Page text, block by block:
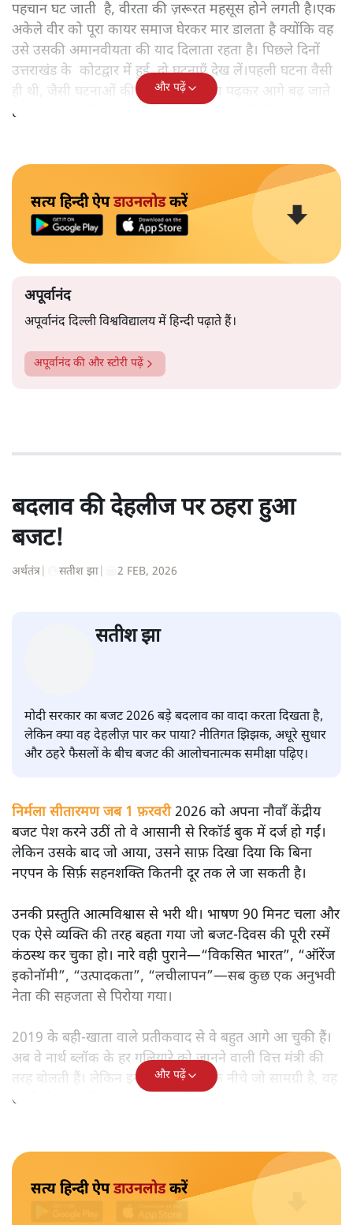
पहचान घट जाती है, वीरता की ज़रूरत महसूस होने लगती है।एक
अकेले वीर को पूरा कायर समाज घेरकर मार डालता है क्योंकि वह
उसे उसकी अमानवीयता की याद दिलाता रहता है। पिछले दिनों
उत्तराखंड के कोटद्वार में हुई दो घटनाएँ देख लें।पहली घटना वैसी
ही थी, जैसी घटनाओं की खबर हम रोज़ाना पढ़कर आगे बढ़ जाते
हैं।भारत के तक़रीबन हर हिस्से से ऐसी खबर आती ही रहती है।
और पढ़ें
सत्य हिन्दी ऐपडाउनलोडकरें
अपूर्वानंद
अपूर्वानंद दिल्ली विश्वविद्यालय में हिन्दी पढ़ाते हैं।
अपूर्वानंदकी और स्टोरी पढ़ें
बदलाव की देहलीज पर ठहरा हुआ
बजट!
अर्थतंत्र सतीश झा 2 FEB, 2026
सतीश झा
मोदी सरकार का बजट 2026 बड़े बदलाव का वादा करता दिखता है,
और ठहरे फैसलों के बीच बजट की आलोचनात्मक समीक्षा पढ़िए।
बजट पेश करने उठीं तो वे आसानी से रिकॉर्ड बुक में दर्ज हो गईं।
लेकिन उसके बाद जो आया, उसने साफ़ दिखा दिया कि बिना
नएपन के सिर्फ़ सहनशक्ति कितनी दूर तक ले जा सकती है।
कंठस्थ कर चुका हो। नारे वही पुराने—“विकसित भारत”, “ऑरेंज
इकोनॉमी”, “उत्पादकता”, “लचीलापन”—सब कुछ एक अनुभवी
नेता की सहजता से पिरोया गया।